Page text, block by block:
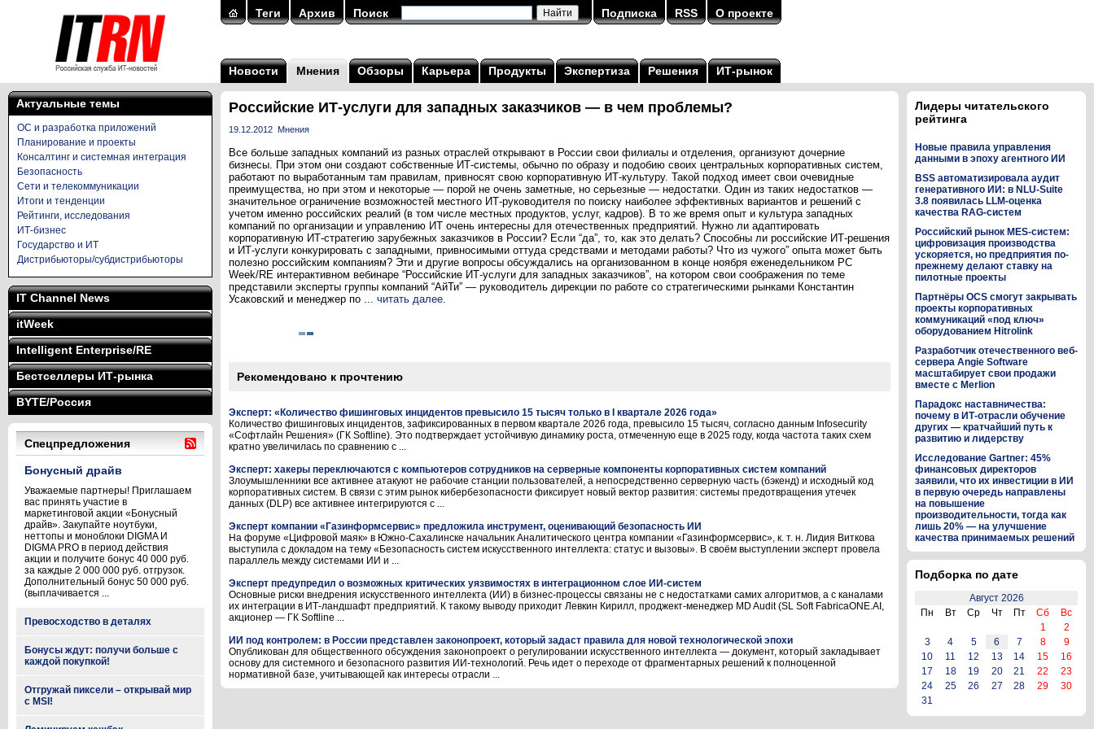
Теги Архив Поиск Подписка RSS О проекте
Новости Мнения Обзоры Карьера Продукты Экспертиза Решения ИТ-рынок
Актуальные темы
ОС и разработка приложений
Планирование и проекты
Консалтинг и системная интеграция
Безопасность
Сети и телекоммуникации
Итоги и тенденции
Рейтинги, исследования
ИТ-бизнес
Государство и ИТ
Дистрибьюторы/субдистрибьюторы
IT Channel News
itWeek
Intelligent Enterprise/RE
Бестселлеры ИТ-рынка
BYTE/Россия
Спецпредложения
Бонусный драйв
Уважаемые партнеры! Приглашаем
вас принять участие в
маркетинговой акции «Бонусный
драйв». Закупайте ноутбуки,
неттопы и моноблоки DIGMA И
DIGMA PRO в период действия
акции и получите бонус 40 000 руб.
за каждые 2 000 000 руб. отгрузок.
Дополнительный бонус 50 000 руб.
(выплачивается ...
Превосходство в деталях
Бонусы ждут: получи больше с
каждой покупкой!
Отгружай пиксели – открывай мир
с MSI!
Российские ИТ-услуги для западных заказчиков — в чем проблемы?
19.12.2012 Мнения
Все больше западных компаний из разных отраслей открывают в России свои филиалы и отделения, организуют дочерние
бизнесы. При этом они создают собственные ИТ-системы, обычно по образу и подобию своих центральных корпоративных систем,
работают по выработанным там правилам, привносят свою корпоративную ИТ-культуру. Такой подход имеет свои очевидные
преимущества, но при этом и некоторые — порой не очень заметные, но серьезные — недостатки. Один из таких недостатков —
значительное ограничение возможностей местного ИТ-руководителя по поиску наиболее эффективных вариантов и решений с
учетом именно российских реалий (в том числе местных продуктов, услуг, кадров). В то же время опыт и культура западных
компаний по организации и управлению ИТ очень интересны для отечественных предприятий. Нужно ли адаптировать
корпоративную ИТ-стратегию зарубежных заказчиков в России? Если “да”, то, как это делать? Способны ли российские ИТ-решения
и ИТ-услуги конкурировать с западными, привносимыми оттуда средствами и методами работы? Что из чужого” опыта может быть
полезно российским компаниям? Эти и другие вопросы обсуждались на организованном в конце ноября еженедельником PC
Week/RE интерактивном вебинаре “Российские ИТ-услуги для западных заказчиков”, на котором свои соображения по теме
представили эксперты группы компаний “АйТи” — руководитель дирекции по работе со стратегическими рынками Константин
Усаковский и менеджер по ... читать далее.
Рекомендовано к прочтению
Эксперт: «Количество фишинговых инцидентов превысило 15 тысяч только в I квартале 2026 года»
Количество фишинговых инцидентов, зафиксированных в первом квартале 2026 года, превысило 15 тысяч, согласно данным Infosecurity
«Софтлайн Решения» (ГК Softline). Это подтверждает устойчивую динамику роста, отмеченную еще в 2025 году, когда частота таких схем
кратно увеличилась по сравнению с ...
Эксперт: хакеры переключаются с компьютеров сотрудников на серверные компоненты корпоративных систем компаний
Злоумышленники все активнее атакуют не рабочие станции пользователей, а непосредственно серверную часть (бэкенд) и исходный код
корпоративных систем. В связи с этим рынок кибербезопасности фиксирует новый вектор развития: системы предотвращения утечек
данных (DLP) все активнее интегрируются с ...
Эксперт компании «Газинформсервис» предложила инструмент, оценивающий безопасность ИИ
На форуме «Цифровой маяк» в Южно-Сахалинске начальник Аналитического центра компании «Газинформсервис», к. т. н. Лидия Виткова
выступила с докладом на тему «Безопасность систем искусственного интеллекта: статус и вызовы». В своём выступлении эксперт провела
параллель между системами ИИ и ...
Эксперт предупредил о возможных критических уязвимостях в интеграционном слое ИИ-систем
Основные риски внедрения искусственного интеллекта (ИИ) в бизнес-процессы связаны не с недостатками самих алгоритмов, а с каналами
их интеграции в ИТ-ландшафт предприятий. К такому выводу приходит Левкин Кирилл, проджект-менеджер MD Audit (SL Soft FabricaONE.AI,
акционер — ГК Softline ...
ИИ под контролем: в России представлен законопроект, который задаст правила для новой технологической эпохи
Опубликован для общественного обсуждения законопроект о регулировании искусственного интеллекта — документ, который закладывает
основу для системного и безопасного развития ИИ-технологий. Речь идет о переходе от фрагментарных решений к полноценной
нормативной базе, учитывающей как интересы отрасли ...
Лидеры читательского
рейтинга
Новые правила управления
данными в эпоху агентного ИИ
BSS автоматизировала аудит
генеративного ИИ: в NLU-Suite
3.8 появилась LLM-оценка
качества RAG-систем
Российский рынок MES-систем:
цифровизация производства
ускоряется, но предприятия по-
прежнему делают ставку на
пилотные проекты
Партнёры OCS смогут закрывать
проекты корпоративных
коммуникаций «под ключ»
оборудованием Hitrolink
Разработчик отечественного веб-
сервера Angie Software
масштабирует свои продажи
вместе с Merlion
Парадокс наставничества:
почему в ИТ-отрасли обучение
других — кратчайший путь к
развитию и лидерству
Исследование Gartner: 45%
финансовых директоров
заявили, что их инвестиции в ИИ
в первую очередь направлены
на повышение
производительности, тогда как
лишь 20% — на улучшение
качества принимаемых решений
Подборка по дате
Август 2026
Пн
Вт Ср Чт Пт Сб
Вс
1
2
3
4 5 6 7 8
9
10
11 12 13 14 15
16
17
18 19 20 21 22
23
24
25 26 27 28 29
30
31